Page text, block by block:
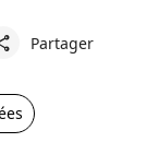
Partager